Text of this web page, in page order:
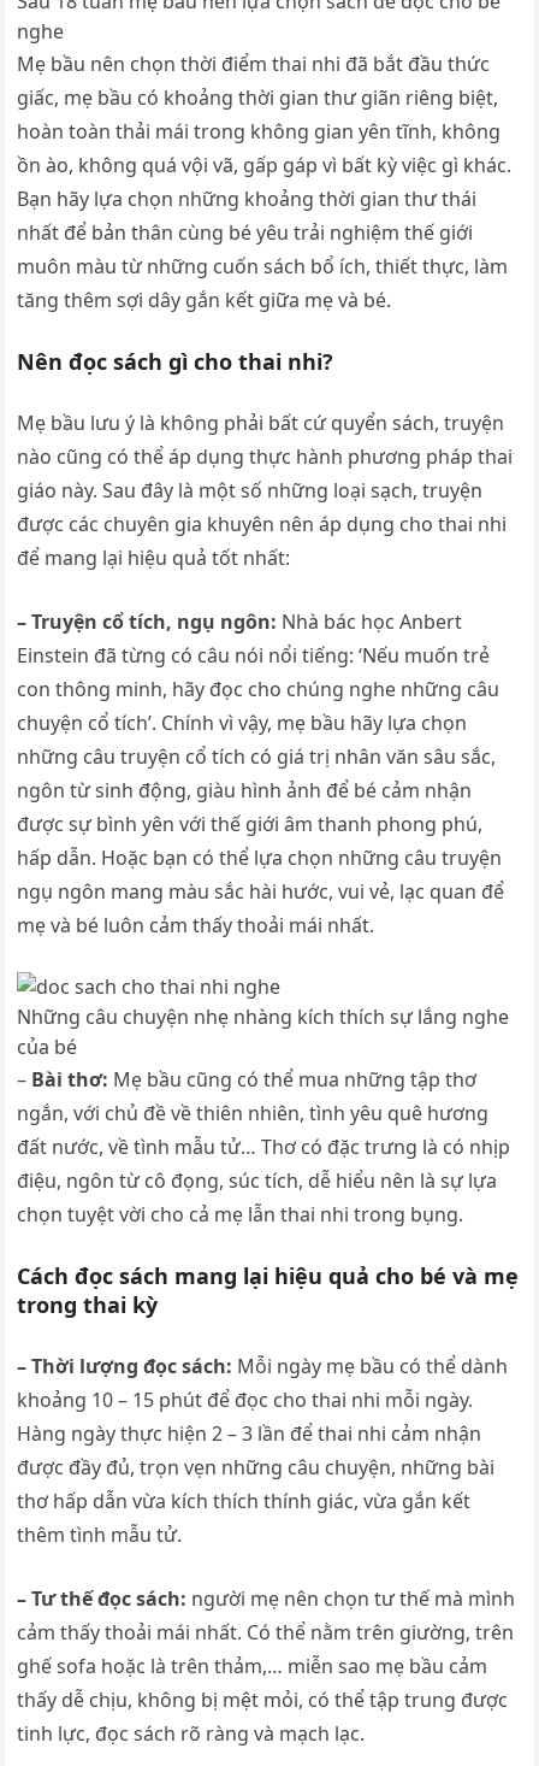
nghe
Mẹ bầu nên chọn thời điểm thai nhi đã bắt đầu thức
giấc, mẹ bầu có khoảng thời gian thư giãn riêng biệt,
hoàn toàn thải mái trong không gian yên tĩnh, không
ồn ào, không quá vội vã, gấp gáp vì bất kỳ việc gì khác.
Bạn hãy lựa chọn những khoảng thời gian thư thái
nhất để bản thân cùng bé yêu trải nghiệm thế giới
muôn màu từ những cuốn sách bổ ích, thiết thực, làm
tăng thêm sợi dây gắn kết giữa mẹ và bé.
Nên đọc sách gì cho thai nhi?
Mẹ bầu lưu ý là không phải bất cứ quyển sách, truyện
nào cũng có thể áp dụng thực hành phương pháp thai
giáo này. Sau đây là một số những loại sạch, truyện
được các chuyên gia khuyên nên áp dụng cho thai nhi
để mang lại hiệu quả tốt nhất:
– Truyện cổ tích, ngụ ngôn: Nhà bác học Anbert
Einstein đã từng có câu nói nổi tiếng: ‘Nếu muốn trẻ
con thông minh, hãy đọc cho chúng nghe những câu
chuyện cổ tích’. Chính vì vậy, mẹ bầu hãy lựa chọn
những câu truyện cổ tích có giá trị nhân văn sâu sắc,
ngôn từ sinh động, giàu hình ảnh để bé cảm nhận
được sự bình yên với thế giới âm thanh phong phú,
hấp dẫn. Hoặc bạn có thể lựa chọn những câu truyện
ngụ ngôn mang màu sắc hài hước, vui vẻ, lạc quan để
mẹ và bé luôn cảm thấy thoải mái nhất.
Những câu chuyện nhẹ nhàng kích thích sự lắng nghe
của bé
– Bài thơ: Mẹ bầu cũng có thể mua những tập thơ
ngắn, với chủ đề về thiên nhiên, tình yêu quê hương
đất nước, về tình mẫu tử… Thơ có đặc trưng là có nhịp
điệu, ngôn từ cô đọng, súc tích, dễ hiểu nên là sự lựa
chọn tuyệt vời cho cả mẹ lẫn thai nhi trong bụng.
Cách đọc sách mang lại hiệu quả cho bé và mẹ
trong thai kỳ
– Thời lượng đọc sách: Mỗi ngày mẹ bầu có thể dành
khoảng 10 – 15 phút để đọc cho thai nhi mỗi ngày.
Hàng ngày thực hiện 2 – 3 lần để thai nhi cảm nhận
được đầy đủ, trọn vẹn những câu chuyện, những bài
thơ hấp dẫn vừa kích thích thính giác, vừa gắn kết
thêm tình mẫu tử.
– Tư thế đọc sách: người mẹ nên chọn tư thế mà mình
cảm thấy thoải mái nhất. Có thể nằm trên giường, trên
ghế sofa hoặc là trên thảm,… miễn sao mẹ bầu cảm
thấy dễ chịu, không bị mệt mỏi, có thể tập trung được
tinh lực, đọc sách rõ ràng và mạch lạc.